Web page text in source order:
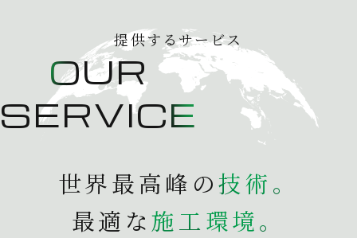
提供するサービス
OUR
SERVICE
世界最高峰の技術。
最適な施 工環境。